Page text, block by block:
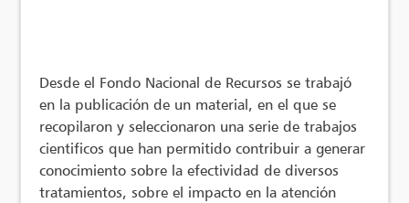
Desde el Fondo Nacional de Recursos se trabajó
en la publicación de un material, en el que se
recopilaron y seleccionaron una serie de trabajos
cientificos que han permitido contribuir a generar
conocimiento sobre la efectividad de diversos
tratamientos, sobre el impacto en la atención